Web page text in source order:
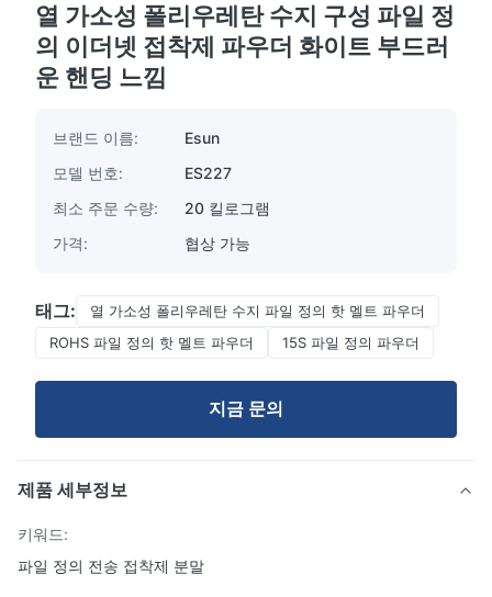
열 가소성 폴리우레탄 수지 구성 파일 정
의 이더넷 접착제 파우더 화이트 부드러
운 핸딩 느낌
브랜드 이름:
Esun
모델 번호:
ES227
최소 주문 수량:
20 킬로그램
가격:
협상 가능
태그:
열 가소성 폴리우레탄 수지 파일 정의 핫 멜트 파우더
ROHS 파일 정의 핫 멜트 파우더
15S 파일 정의 파우더
지금 문의
제품 세부정보
키워드:
파일 정의 전송 접착제 분말